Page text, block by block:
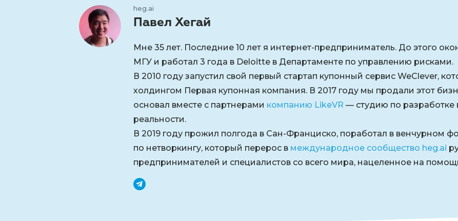
heg.ai
Павел Хегай
Мне 35 лет. Последние 10 лет я интернет-предприниматель. До этого
МГУ и работал 3 года в Deloitte в Департаменте по управлению рисками.
В 2010 году запустил свой первый стартап купонный сервис WeClever,
холдингом Первая купонная компания. В 2017 году мы продали этот
основал вместе с партнерами компанию LikeVR — студию по разработке
реальности.
В 2019 году прожил полгода в Сан-Франциско, поработал в венчурном
по нетворкингу, который перерос в международное сообщество heg.ai
предпринимателей и специалистов со всего мира, нацеленное на